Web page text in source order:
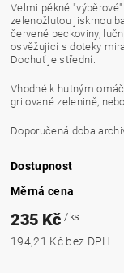
Velmi pěkné
zelenožlutou jiskrnou
červené peckoviny,
osvěžující s doteky
Dochuťje střední.
Vhodné k hutným
grilované zelenině,
Doporučená doba
Dostupnost
Měrná cena
235 Kč / ks
194,21 Kč bez DPH